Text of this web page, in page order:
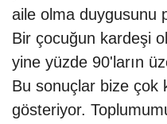
aile olma duygusunu
Bir çocuğun kardeşi
yine yüzde 90'ların
Bu sonuçlar bize çok
gösteriyor.